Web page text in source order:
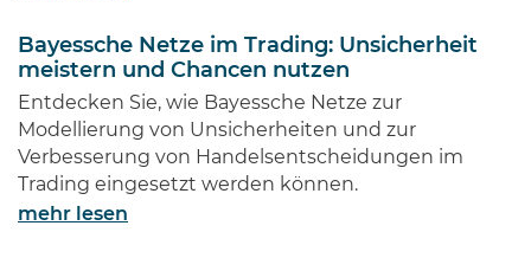
Bayessche Netze im Trading: Unsicherheit
meistern und Chancen nutzen
Entdecken Sie, wie Bayessche Netze zur
Modellierung von Unsicherheiten und zur
Verbesserung von Handelsentscheidungen im
Trading eingesetzt werden können.
mehr lesen